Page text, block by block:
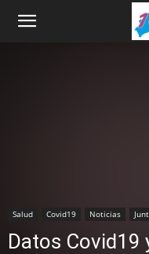
Salud Covid19 Noticias
Datos Covid19